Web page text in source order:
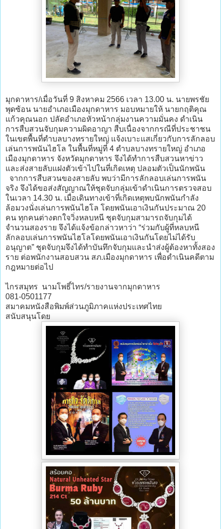
มุกดาหาร/เมื่อวันที่ 9 สิงหาคม 2566 เวลา 13.00 น. นายพรชัย
พุดซ้อน นายอำเภอเมืองมุกดาหาร มอบหมายให้ นายกฤติคุณ
แก้วคุณนอก ปลัดอำเภอหัวหน้ากลุ่มงานความมั่นคง ดำเนิน
การสืบสวนจับกุมความผิดอาญา สืบเนื่องจากกรณีที่ประชาชน
ในเขตพื้นที่ตำบลบางทรายใหญ่ แจ้งเบาะแสเกี่ยวกับการลักลอบ
เล่นการพนันไฮโล ในพื้นที่หมู่ที่ 4 ตำบลบางทรายใหญ่ อำเภอ
เมืองมุกดาหาร จังหวัดมุกดาหาร จึงได้ทำการสืบสวนหาข่าว
และส่งสายลับแฝงตัวเข้าไปในที่เกิดเหตุ ปลอมตัวเป็นนักพนัน
จากการสืบสวนของสายลับ พบว่ามีการลักลอบเล่นการพนัน
จริง จึงได้ขอส่งสัญญาณให้ชุดจับกลุ่มเข้าดำเนินการตรวจสอบ
ในเวลา 14.30 น. เมื่อเดินทางเข้าที่เกิดเหตุพบนักพนันกำลัง
ล้อมวงนั่งเล่นการพนันไฮโล โดยพนันเอาเงินกันประมาณ 20
คน ทุกคนต่างตกใจวิ่งหลบหนี ชุดจับกุมสามารถจับกุมได้
จำนวนสองราย จึงได้แจ้งข้อกล่าวหาว่า “ร่วมกับผู้ที่หลบหนี
ลักลอบเล่นการพนันไฮโลโดยพนันเอาเงินกันโดยไม่ได้รับ
อนุญาต” ชุดจับกุมจึงได้ทำบันทึกจับกุมและนำส่งผู้ต้องหาทั้งสอง
ราย ต่อพนักงานสอบสวน สภ.เมืองมุกดาหาร เพื่อดำเนินคดีตาม
กฎหมายต่อไป
ไกรสมุทร นามโพธิ์ไทร/รายงานจากมุกดาหาร
081-0501177
สมาคมหนังสือพิมพ์ส่วนภูมิภาคแห่งประเทศไทย
สนับสนุนโดย